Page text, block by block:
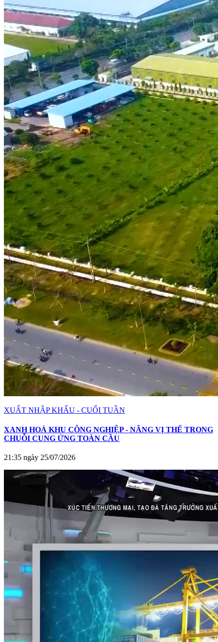
XUẤT NHẬP KHẨU - CUỐI TUẦN
XANH HOÁ KHU CÔNG NGHIỆP - NÂNG VỊ THẾ TRONG
CHUỖI CUNG ỨNG TOÀN CẦU
21:35 ngày 25/07/2026